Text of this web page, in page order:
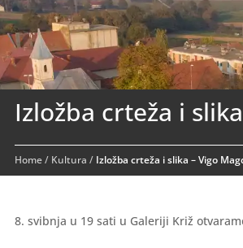
Izložba crteža i
Home/ Kultura / Izložba crteža i slika – Vigo
8. svibnja u 19 sati u Galeriji Križ